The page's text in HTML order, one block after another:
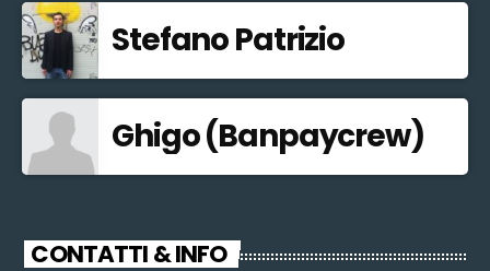
Stefano Patrizio
Ghigo (Banpaycrew)
CONTATTI & INFO